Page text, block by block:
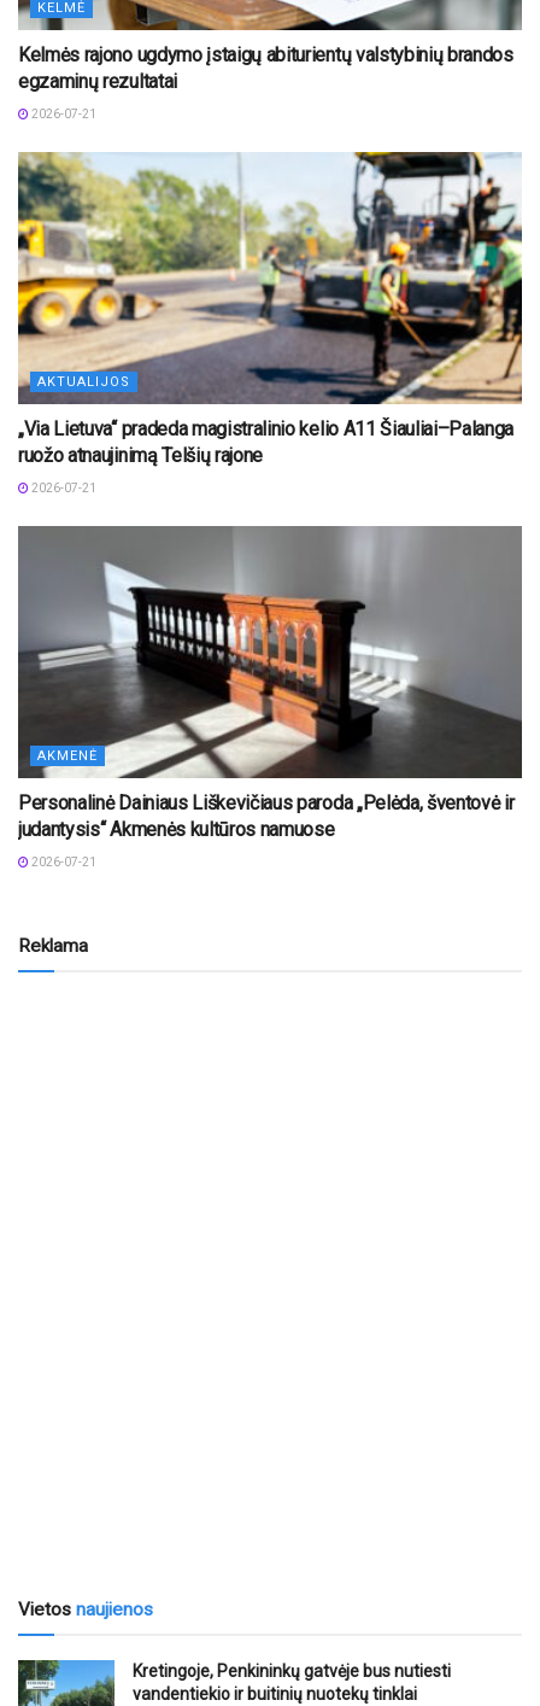
KELMĖ
Kelmės rajono ugdymo įstaigų abiturientų valstybinių brandos
egzaminų rezultatai
2026-07-21
AKTUALIJOS
„Via Lietuva“ pradeda magistralinio kelio A11 Šiauliai–Palanga
ruožo atnaujinimą Telšių rajone
2026-07-21
AKMENĖ
Personalinė Dainiaus Liškevičiaus paroda „Pelėda, šventovė ir
judantysis“ Akmenės kultūros namuose
2026-07-21
Reklama
Vietos naujienos
Kretingoje, Penkininkų gatvėje bus nutiesti
vandentiekio ir buitinių nuotekų tinklai